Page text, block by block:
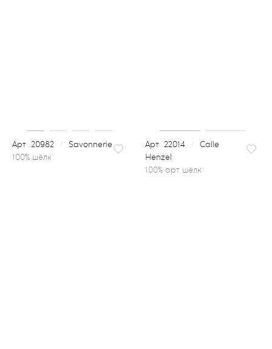
20982 Savonnerie 22014
Calle
Henzel
100% арт шёлк